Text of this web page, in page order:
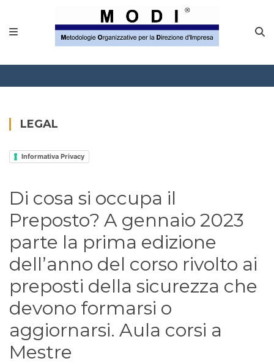
Di cosa si occupa il
Preposto? A gennaio 2023
parte la prima edizione
dell’anno del corso rivolto ai
preposti della sicurezza che
devono formarsi o
aggiornarsi. Aula corsi a
Mestre
LEGAL
Informativa Privacy